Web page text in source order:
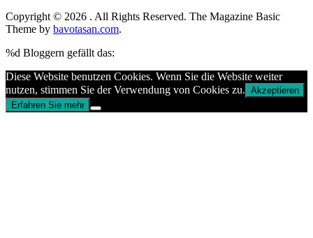
Copyright © 2026 . All Rights Reserved. The Magazine Basic
Theme by bavotasan.com.
%d Bloggern gefällt das:
Diese Website benutzen Cookies. Wenn Sie die Website weiter
nutzen, stimmen Sie der Verwendung von Cookies zu. Akzeptieren
Erfahren Sie mehr